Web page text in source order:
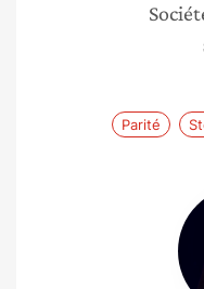
Parité